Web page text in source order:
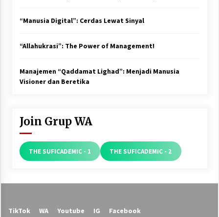
“Manusia Digital”: Cerdas Lewat Sinyal
“Allahukrasi”: The Power of Management!
Manajemen “Qaddamat Lighad”: Menjadi Manusia
Visioner dan Beretika
Join Grup WA
THE SUFICADEMIC - 1 THE SUFICADEMIC - 2
TikTok WA Youtube IG Facebook